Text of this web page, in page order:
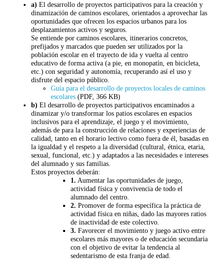
a) El desarrollo de proyectos participativos para la creación y
dinamización de caminos escolares, orientados a aprovechar las
oportunidades que ofrecen los espacios urbanos para los
desplazamientos activos y seguros.
Se entiende por caminos escolares, itinerarios concretos,
prefijados y marcados que pueden ser utilizados por la
población escolar en el trayecto de ida y vuelta al centro
educativo de forma activa (a pie, en monopatín, en bicicleta,
etc.) con seguridad y autonomía, recuperando así el uso y
disfrute del espacio público.
Guía para el desarrollo de proyectos locales de caminos
escolares (PDF, 366 KB)
b) El desarrollo de proyectos participativos encaminados a
dinamizar y/o transformar los patios escolares en espacios
inclusivos para el aprendizaje, el juego y el movimiento,
además de para la construcción de relaciones y experiencias de
calidad, tanto en el horario lectivo como fuera de él, basadas en
la igualdad y el respeto a la diversidad (cultural, étnica, etaria,
sexual, funcional, etc.) y adaptados a las necesidades e intereses
del alumnado y sus familias.
Estos proyectos deberán:
1. Aumentar las oportunidades de juego,
actividad física y convivencia de todo el
alumnado del centro.
2. Promover de forma específica la práctica de
actividad física en niñas, dado las mayores ratios
de inactividad de este colectivo.
3. Favorecer el movimiento y juego activo entre
escolares más mayores o de educación secundaria
con el objetivo de evitar la tendencia al
sedentarismo de esta franja de edad.